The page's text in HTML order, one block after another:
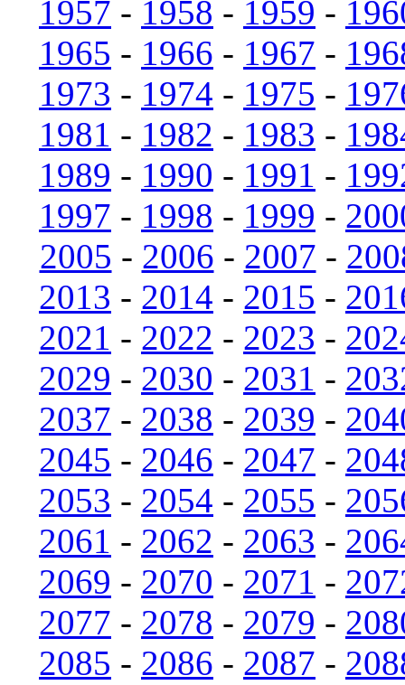
1957 - 1958 - 1959 -
1965 - 1966 - 1967 -
1973 - 1974 - 1975 -
1981 - 1982 - 1983 -
1989 - 1990 - 1991 -
1997 - 1998 - 1999 -
2005 - 2006 - 2007 -
2013 - 2014 - 2015 -
2021 - 2022 - 2023 -
2029 - 2030 - 2031 -
2037 - 2038 - 2039 -
2045 - 2046 - 2047 -
2053 - 2054 - 2055 -
2061 - 2062 - 2063 -
2069 - 2070 - 2071 -
2077 - 2078 - 2079 -
2085 - 2086 - 2087 -